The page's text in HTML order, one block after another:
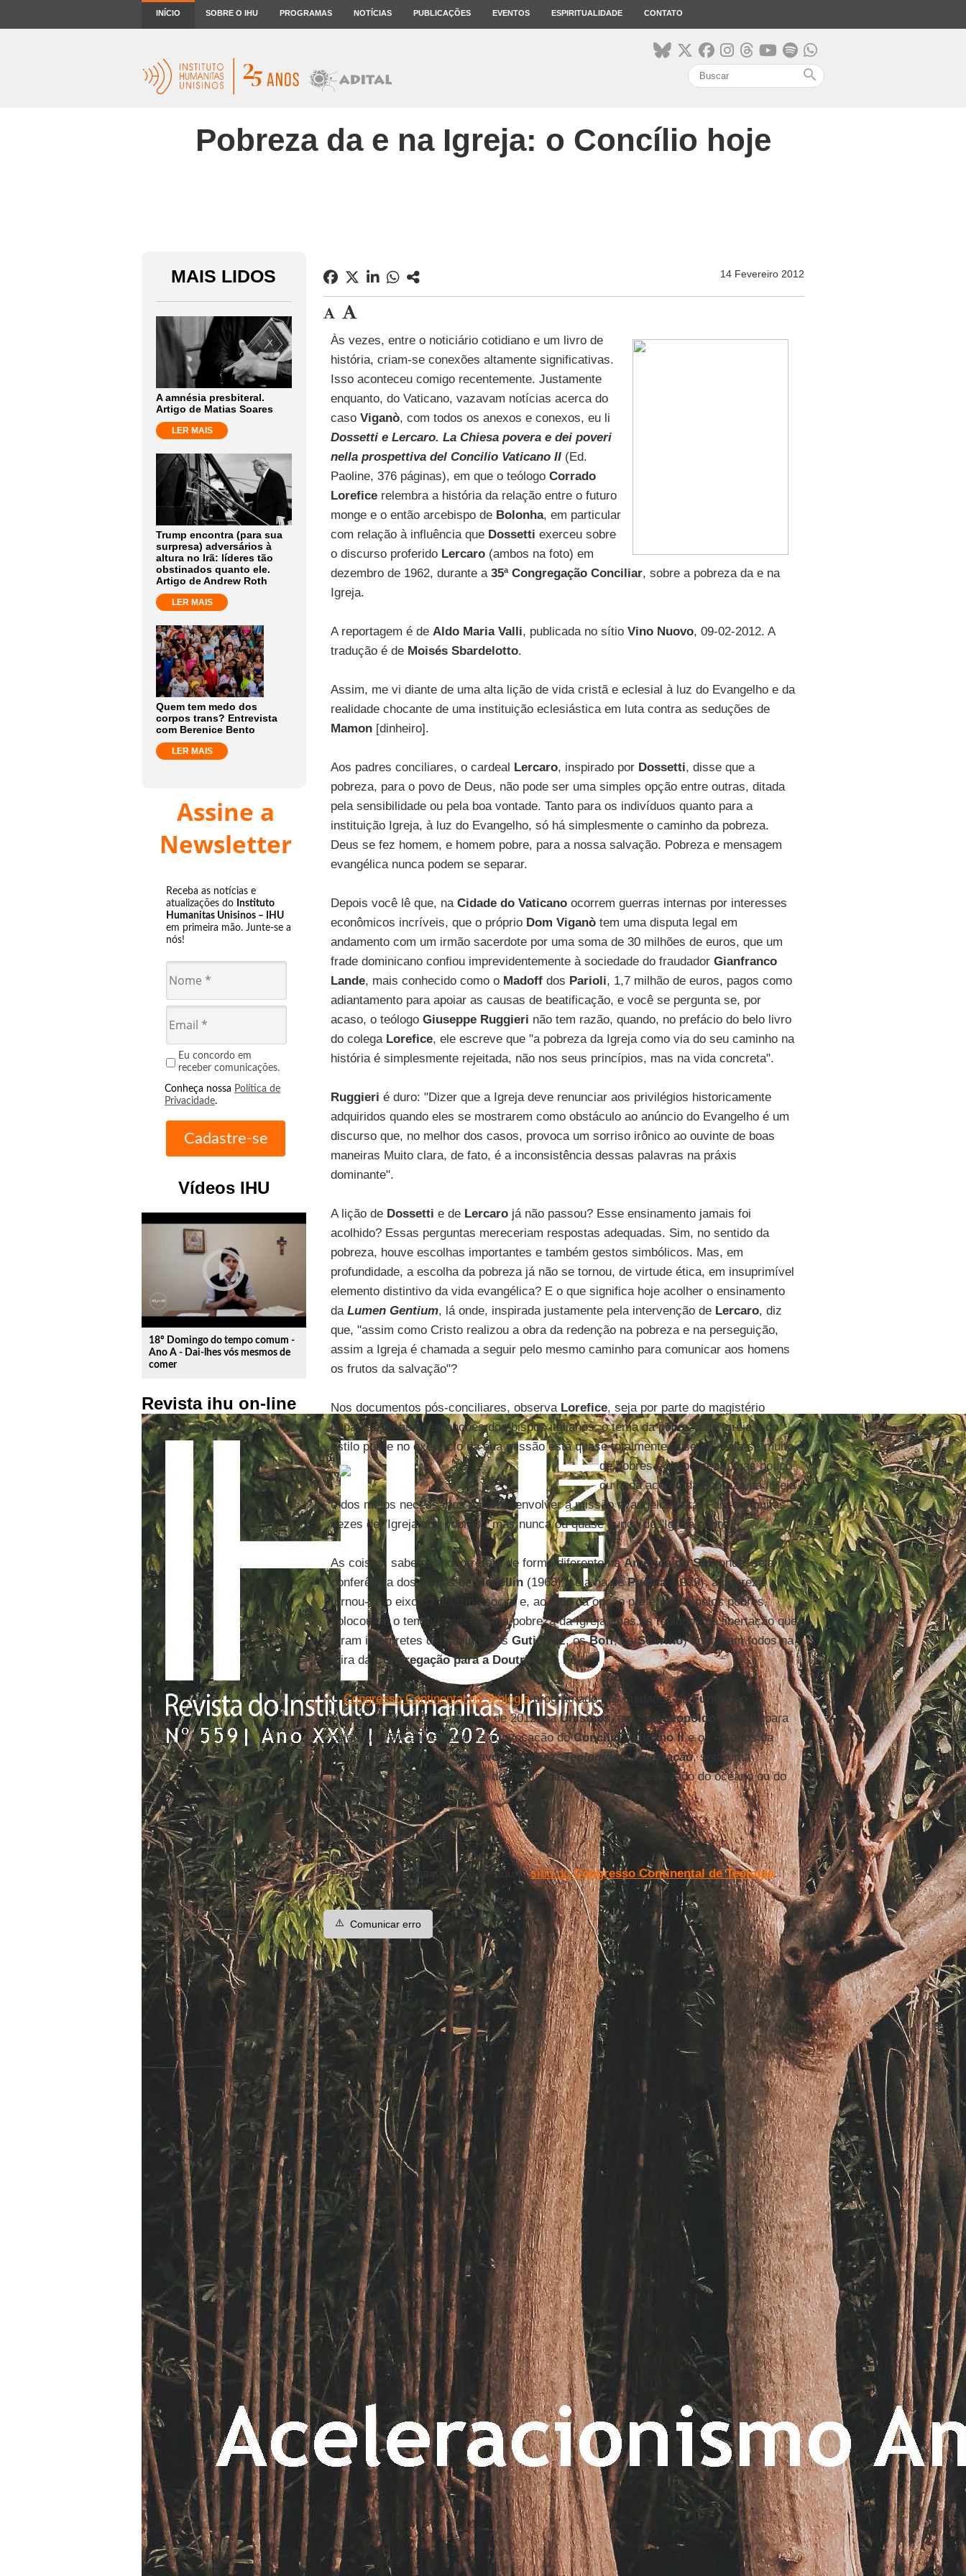
INÍCIO SOBRE O IHU PROGRAMAS NOTÍCIAS PUBLICAÇÕES EVENTOS ESPIRITUALIDADE CONTATO
search
Pobreza da e na Igreja: o Concílio hoje
MAIS LIDOS
A amnésia presbiteral.
Artigo de Matias Soares
LER MAIS
Trump encontra (para sua
surpresa) adversários à
altura no Irã: líderes tão
obstinados quanto ele.
Artigo de Andrew Roth
LER MAIS
Quem tem medo dos
corpos trans? Entrevista
com Berenice Bento
LER MAIS
Assine a
Newsletter
Receba as notícias e
atualizações do Instituto
Humanitas Unisinos – IHU
em primeira mão. Junte-se a
nós!
Eu concordo em
receber comunicações.
Conheça nossa Política de
Privacidade.
Vídeos IHU
play_circle_outline
18º Domingo do tempo comum -
Ano A - Dai-lhes vós mesmos de
comer
Revista ihu on-line
14 Fevereiro 2012
Às vezes, entre o noticiário cotidiano e um livro de
história, criam-se conexões altamente significativas.
Isso aconteceu comigo recentemente. Justamente
enquanto, do Vaticano, vazavam notícias acerca do
caso Viganò, com todos os anexos e conexos, eu li
Dossetti e Lercaro. La Chiesa povera e dei poveri
nella prospettiva del Concilio Vaticano II(Ed.
Paoline, 376 páginas), em que o teólogo Corrado
Lorefice relembra a história da relação entre o futuro
monge e o então arcebispo de Bolonha, em particular
com relação à influência que Dossetti exerceu sobre
o discurso proferido Lercaro (ambos na foto) em
dezembro de 1962, durante a 35ª Congregação Conciliar, sobre a pobreza da e na
Igreja.
A reportagem é de Aldo Maria Valli, publicada no sítio Vino Nuovo, 09-02-2012. A
tradução é de Moisés Sbardelotto.
Assim, me vi diante de uma alta lição de vida cristã e eclesial à luz do Evangelho e da
realidade chocante de uma instituição eclesiástica em luta contra as seduções de
Mamon [dinheiro].
Aos padres conciliares, o cardeal Lercaro, inspirado por Dossetti, disse que a
pobreza, para o povo de Deus, não pode ser uma simples opção entre outras, ditada
pela sensibilidade ou pela boa vontade. Tanto para os indivíduos quanto para a
instituição Igreja, à luz do Evangelho, só há simplesmente o caminho da pobreza.
Deus se fez homem, e homem pobre, para a nossa salvação. Pobreza e mensagem
evangélica nunca podem se separar.
Depois você lê que, na Cidade do Vaticano ocorrem guerras internas por interesses
econômicos incríveis, que o próprio Dom Viganò tem uma disputa legal em
andamento com um irmão sacerdote por uma soma de 30 milhões de euros, que um
frade dominicano confiou imprevidentemente à sociedade do fraudador Gianfranco
Lande, mais conhecido como o Madoff dos Parioli, 1,7 milhão de euros, pagos como
adiantamento para apoiar as causas de beatificação, e você se pergunta se, por
acaso, o teólogo Giuseppe Ruggieri não tem razão, quando, no prefácio do belo livro
do colega Lorefice, ele escreve que "a pobreza da Igreja como via do seu caminho na
história é simplesmente rejeitada, não nos seus princípios, mas na vida concreta".
Ruggieri é duro: "Dizer que a Igreja deve renunciar aos privilégios historicamente
adquiridos quando eles se mostrarem como obstáculo ao anúncio do Evangelho é um
discurso que, no melhor dos casos, provoca um sorriso irônico ao ouvinte de boas
maneiras Muito clara, de fato, é a inconsistência dessas palavras na práxis
dominante".
A lição de Dossetti e de Lercaro já não passou? Esse ensinamento jamais foi
acolhido? Essas perguntas mereceriam respostas adequadas. Sim, no sentido da
pobreza, houve escolhas importantes e também gestos simbólicos. Mas, em
profundidade, a escolha da pobreza já não se tornou, de virtude ética, em insuprimível
elemento distintivo da vida evangélica? E o que significa hoje acolher o ensinamento
da Lumen Gentium, lá onde, inspirada justamente pela intervenção de Lercaro, diz
que, "assim como Cristo realizou a obra da redenção na pobreza e na perseguição,
assim a Igreja é chamada a seguir pelo mesmo caminho para comunicar aos homens
os frutos da salvação"?
Nos documentos pós-conciliares, observa Lorefice, seja por parte do magistério
papal, seja nas intervenções dos bispos italianos, o tema da pobreza da Igreja e do
estilo pobre no exercício da sua missão está quase totalmente ausente.Fala-se muito
de pobres e de pobreza, mas pouco
ou nada acerca da pobreza da Igreja
e dos meios necessários para desenvolver a missão evangelizadora. Fala-se muitas
vezes de "Igreja dos pobres", mas nunca ou quase nunca de "Igreja pobre".
As coisas, sabemos, ocorreram de forma diferente naAmérica do Sul, onde, seja na
conferência dos bispos deMedellín (1968), seja na dePuebla
(1979), a pobreza
tornou-se o eixo da doutrina social e, ao lado da opção preferencial pelos pobres,
colocou-se o tema da necessária pobreza da Igreja, mas os teólogos da libertação que
foram intérpretes dessa linha (os Gutiérrez, osBoff, osSobrino) acabaram todos na
mira daCongregação para a Doutrina da Fé.
OCongresso Continental de Teologia programado aos cuidados daFundação
Ameríndia(7 a 11 de outubro de 2012, naUnisinos, em São Leopoldo
) para
celebrar o 50º aniversário da convocação doConcílio Vaticano IIe os 40 anos da
publicação do livro deGustavo Gutiérrez,Teologia da Libertação, será uma
preciosa ocasião de debate e de verificação. Desde que, deste lado do oceano ou do
outro, se queira ouvir.
Nota da IHU On-Line:
Para mais informações, visite aqui osítio doCongresso Continental de Teologia.
⚠️ Comunicar erro